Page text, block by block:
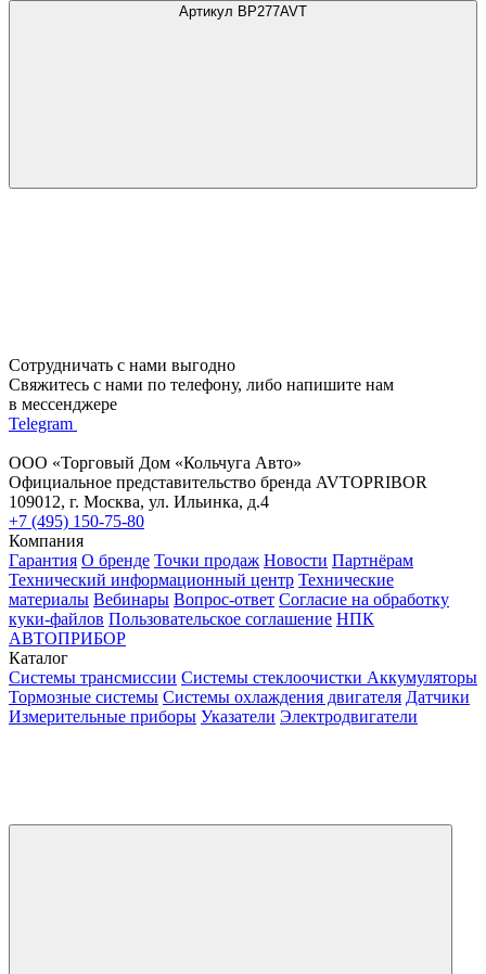
Артикул BP277AVT
Сотрудничать с нами выгодно
Свяжитесь с нами по телефону, либо напишите нам
в мессенджере
Telegram
ООО «Торговый Дом «Кольчуга Авто»
Официальное представительство бренда AVTOPRIBOR
109012, г. Москва, ул. Ильинка, д.4
+7 (495) 150-75-80
Компания
Гарантия О бренде Точки продаж Новости Партнёрам
Технический информационный центр Технические
материалы Вебинары Вопрос-ответ Согласие на обработку
куки-файлов Пользовательское соглашение НПК
АВТОПРИБОР
Каталог
Системы трансмиссии Системы стеклоочистки Аккумуляторы
Тормозные системы Системы охлаждения двигателя Датчики
Измерительные приборы Указатели Электродвигатели